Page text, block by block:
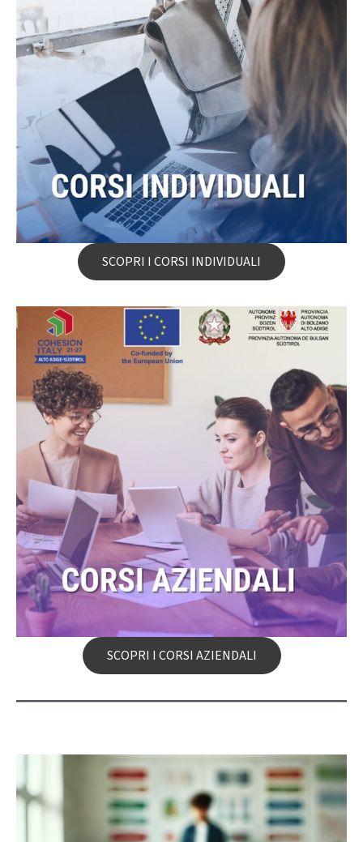
SCOPRI I CORSI INDIVIDUALI
SCOPRI I CORSI AZIENDALI